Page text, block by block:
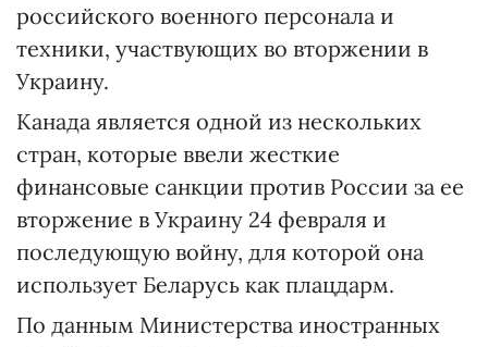
российского военного персонала и
техники, участвующих во вторжении в
Украину.
Канада является одной из нескольких
стран, которые ввели жесткие
финансовые санкции против России за ее
вторжение в Украину 24 февраля и
последующую войну, для которой она
использует Беларусь как плацдарм.
По данным Министерства иностранных